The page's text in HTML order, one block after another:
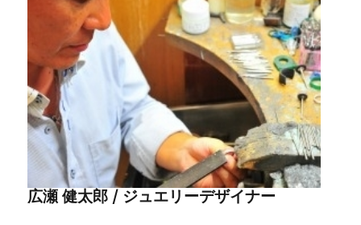
広瀬 健太郎 / ジュエリーデザイナー